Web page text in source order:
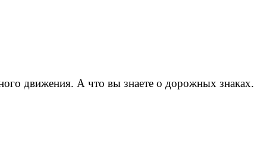
движения. А что вы знаете о дорожных знаках.